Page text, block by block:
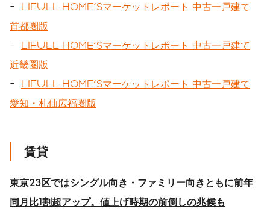
- LIFULL HOME'Sマーケットレポート 中古一戸建て
首都圏版
- LIFULL HOME'Sマーケットレポート 中古一戸建て
近畿圏版
- LIFULL HOME'Sマーケットレポート 中古一戸建て
愛知・札仙広福圏版
賃貸
東京23区ではシングル向き・ファミリー向きともに前年
同月比1割超アップ。値上げ時期の前倒しの兆候も